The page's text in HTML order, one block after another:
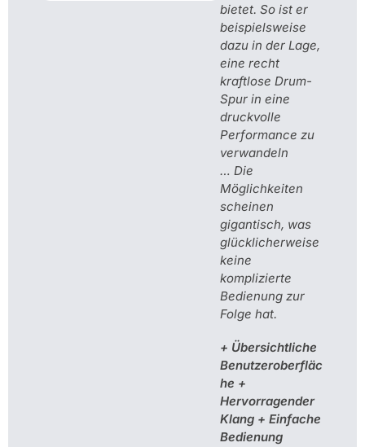
bietet. So ist er
beispielsweise
dazu in der Lage,
eine recht
kraftlose Drum-
Spur in eine
druckvolle
Performance zu
verwandeln
… Die
Möglichkeiten
scheinen
gigantisch, was
glücklicherweise
keine
komplizierte
Bedienung zur
Folge hat.
+ Übersichtliche
Benutzeroberfläc
he +
Hervorragender
Klang + Einfache
Bedienung